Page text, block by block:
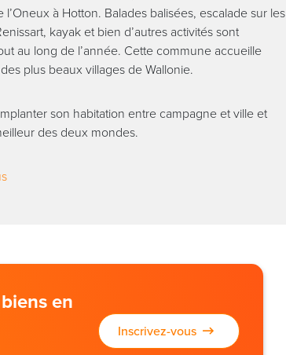
l’Oneux à Hotton. Balades balisées, escalade sur les
kayak et bien d’autres activités sont
au long de l’année. Cette commune accueille
plus beaux villages de Wallonie.
son habitation entre campagne et ville et
des deux mondes.
en
Inscrivez-vous